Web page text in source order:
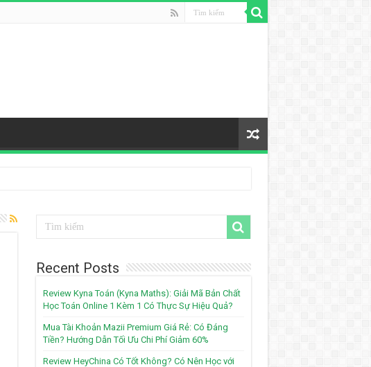
Recent Posts
Review Kyna Toán (Kyna Maths): Giải Mã Bản Chất
Học Toán Online 1 Kèm 1 Có Thực Sự Hiệu Quả?
Mua Tài Khoản Mazii Premium Giá Rẻ: Có Đáng
Tiền? Hướng Dẫn Tối Ưu Chi Phí Giảm 60%
Review HeyChina Có Tốt Không? Có Nên Học với